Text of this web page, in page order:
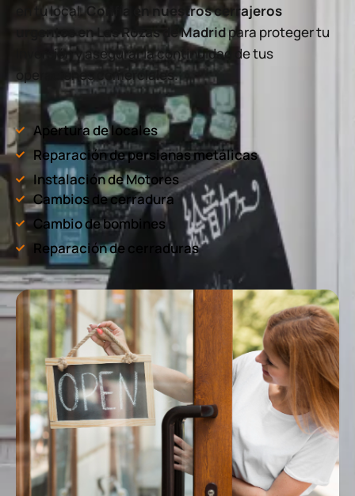
en tu local.Confía en nuestros cerrajeros
urgentes en Las Rozas de Madridpara proteger tu
inversión y asegurar la continuidad de tus
operaciones comerciales.
Apertura de locales
Reparación de persianas metálicas
Instalación de Motores
Cambios de cerradura
Cambio de bombines
Reparación de cerraduras